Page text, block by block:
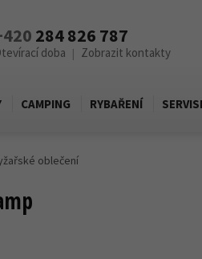
284 826 787
doba | Zobrazit kontakty
CAMPING RYBAŘENÍ
oblečení